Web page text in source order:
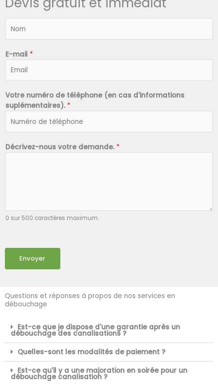
*
E-mail *
Votre numéro de téléphone (en cas d'informations
suplémentaires). *
Décrivez-nous votre demande. *
0 sur 500 caractères maximum.
Envoyer
Questions et réponses à propos de nos services en
débouchage
Est-ce que je dispose d'une garantie après un
débouchage des canalisations ?
Quelles-sont les modalités de paiement ?
Est-ce qu'il y a une majoration en soirée pour un
débouchage canalisation ?